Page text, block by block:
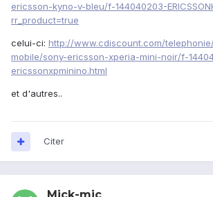
ericsson-kyno-v-bleu/f-144040203-
rr_product=true
celui-ci: http://www.cdiscount.com/
mobile/sony-ericsson-xperia-mini-noir/f-
ericssonxpminino.html
et d'autres..
Citer